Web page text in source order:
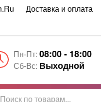
Доставка и оплата
Пн-Пт: 08:00 - 18:00
Сб-Вс: Выходной